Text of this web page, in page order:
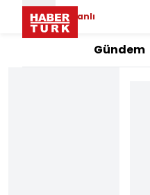
Canlı
Gündem